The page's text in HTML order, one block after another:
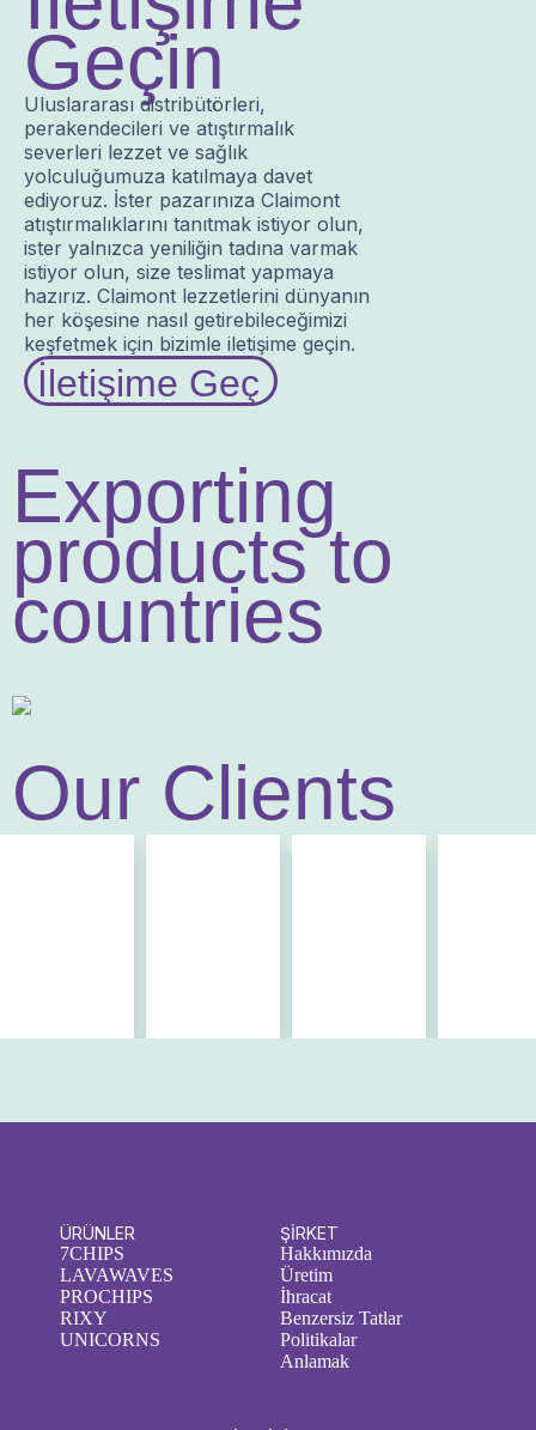
Geçin
Uluslararası distribütörleri,
perakendecileri ve atıştırmalık
severleri lezzet ve sağlık
yolculuğumuza katılmaya davet
ediyoruz. İster pazarınıza Claimont
atıştırmalıklarını tanıtmak istiyor olun,
ister yalnızca yeniliğin tadına varmak
istiyor olun, size teslimat yapmaya
hazırız. Claimont lezzetlerini dünyanın
her köşesine nasıl getirebileceğimizi
keşfetmek için bizimle iletişime geçin.
İletişime Geç
Exporting
products to
countries
Our Clients
ÜRÜNLER
7CHIPS
LAVAWAVES
PROCHIPS
RIXY
UNICORNS
ŞİRKET
Hakkımızda
Üretim
İhracat
Benzersiz Tatlar
Politikalar
Anlamak